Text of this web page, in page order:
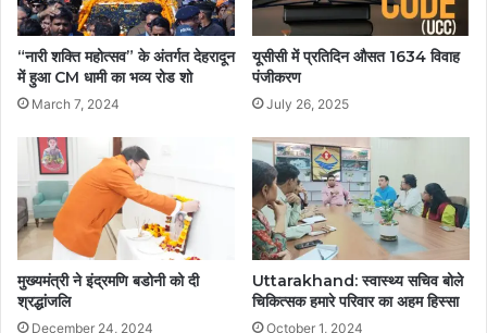
“नारी शक्ति महोत्सव” के अंतर्गत देहरादून
में हुआ CM धामी का भव्य रोड शो
March 7, 2024
यूसीसी में प्रतिदिन औसत 1634 विवाह
पंजीकरण
July 26, 2025
मुख्यमंत्री ने इंद्रमणि बडोनी को दी
श्रद्धांजलि
December 24, 2024
Uttarakhand: स्वास्थ्य सचिव बोले
चिकित्सक हमारे परिवार का अहम हिस्सा
October 1, 2024